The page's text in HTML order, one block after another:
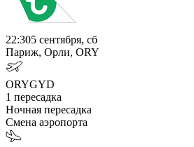
22:305 сентября, сб
Париж, Орли, ORY
ORYGYD
1 пересадка
Ночная пересадка
Смена аэропорта